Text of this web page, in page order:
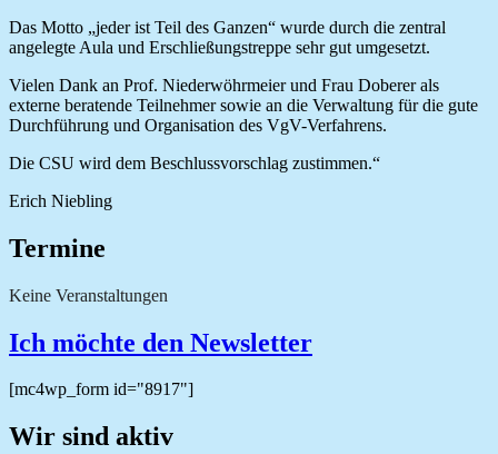
Das Motto „jeder ist Teil des Ganzen“ wurde durch die zentral
angelegte Aula und Erschließungstreppe sehr gut umgesetzt.
Vielen Dank an Prof. Niederwöhrmeier und Frau Doberer als
externe beratende Teilnehmer sowie an die Verwaltung für die gute
Durchführung und Organisation des VgV-Verfahrens.
Die CSU wird dem Beschlussvorschlag zustimmen.“
Erich Niebling
Termine
Keine Veranstaltungen
Ich möchte den Newsletter
[mc4wp_form id="8917"]
Wir sind aktiv